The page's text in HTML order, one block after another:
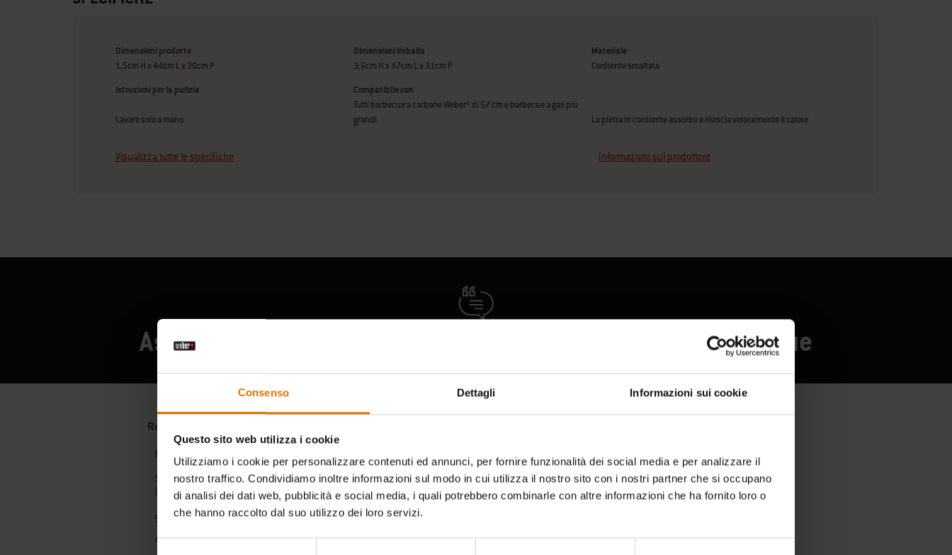
Consenso Dettagli Informazioni sui cookie
Questo sito web utilizza i cookie
Utilizziamo i cookie per personalizzare contenuti ed annunci, per fornire funzionalità dei social media e per analizzare il
nostro traffico. Condividiamo inoltre informazioni sul modo in cui utilizza il nostro sito con i nostri partner che si occupano
di analisi dei dati web, pubblicità e social media, i quali potrebbero combinarle con altre informazioni che ha fornito loro o
che hanno raccolto dal suo utilizzo dei loro servizi.
Selezione
Dimensioni prodotto
1,5cm H x 44cm L x 30cm P
Dimensioni imballo
3,5cm H x 47cm L x 31cm P
Materiale
Cordierite smaltata
Istruzioni per la pulizia
Lavare solo a mano
Compatibile con
Tutti barbecue a carbone Weber® di 57 cm e barbecue a gas più
grandi
La pietra in cordierite assorbe e rilascia velocemente il calore
Visualizza tutte le specifiche Informazioni sul produttore
Ascolta cosa hanno da dire gli altri appassionati di barbecue